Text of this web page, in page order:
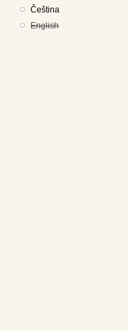
Čeština
English